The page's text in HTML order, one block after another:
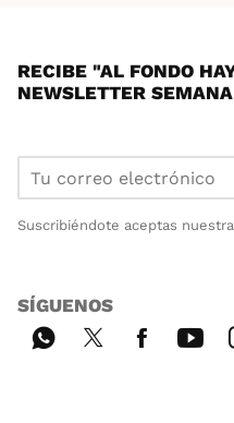
RECIBE "AL FONDO
NEWSLETTER
Suscribiéndote aceptas nuestra
SÍGUENOS